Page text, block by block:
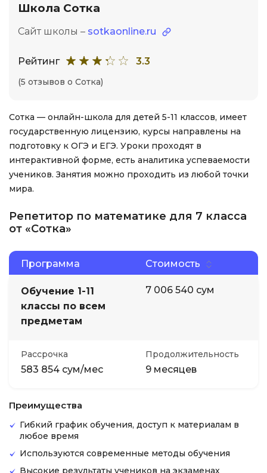
Школа Сотка
Сайт школы – sotkaonline.ru
Рейтинг 3.3
(5 отзывов о Сотка)
Сотка — онлайн-школа для детей 5-11 классов, имеет
государственную лицензию, курсы направлены на
подготовку к ОГЭ и ЕГЭ. Уроки проходят в
интерактивной форме, есть аналитика успеваемости
учеников. Занятия можно проходить из любой точки
мира.
Репетитор по математике для 7 класса
от «Сотка»
Программа Стоимость
Обучение 1-11
классы по всем
предметам
7 006 540 сум
Рассрочка
583 854 сум/мес
Продолжительность
9 месяцев
Преимущества
Гибкий график обучения, доступ к материалам в
любое время
Используются современные методы обучения
Высокие результаты учеников на экзаменах